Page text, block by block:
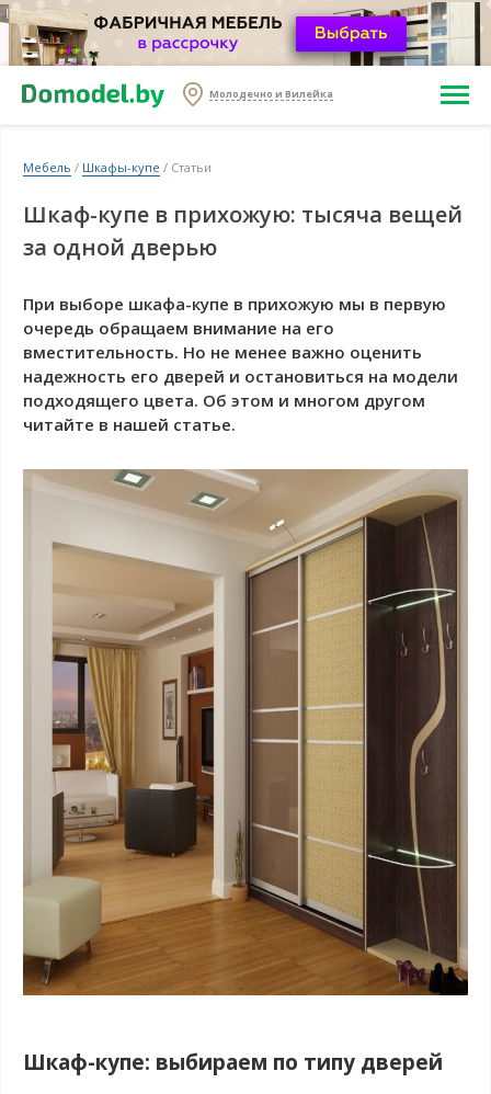
Молодечно и Вилейка
Мебель / Шкафы-купе / Статьи
Шкаф-купе в прихожую: тысяча вещей
за одной дверью
При выборе шкафа-купе в прихожую мы в первую
очередь обращаем внимание на его
вместительность. Но не менее важно оценить
надежность его дверей и остановиться на модели
подходящего цвета. Об этом и многом другом
читайте в нашей статье.
Шкаф-купе: выбираем по типу дверей